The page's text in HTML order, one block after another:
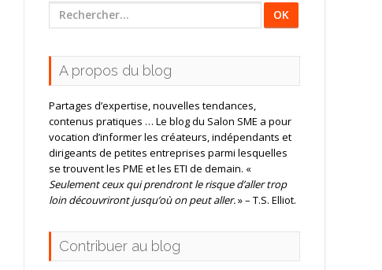
Rechercher
:
A propos du blog
Partages d’expertise, nouvelles tendances,
contenus pratiques … Le blog du Salon SME a pour
vocation d’informer les créateurs, indépendants et
dirigeants de petites entreprises parmi lesquelles
se trouvent les PME et les ETI de demain. «
Seulement ceux qui prendront le risque d’aller trop
loin découvriront jusqu’où on peut aller.» – T.S. Elliot.
Contribuer au blog